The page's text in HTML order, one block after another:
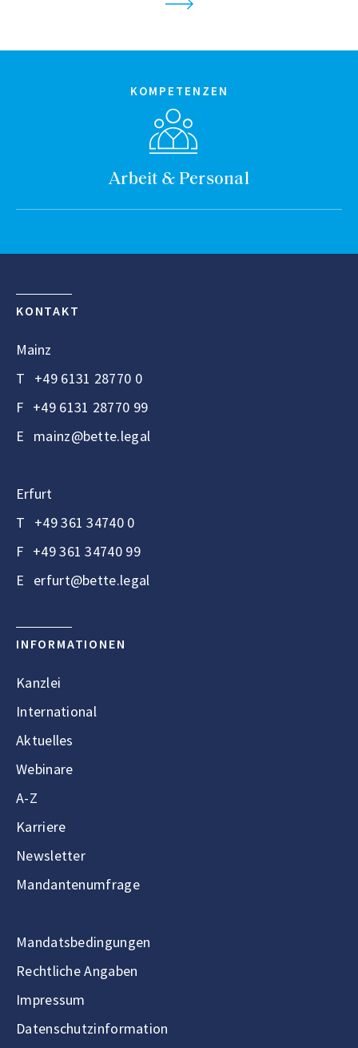
KOMPETENZEN
Arbeit & Personal
KONTAKT
Mainz
T +49 6131 28770 0
F +49 6131 28770 99
E mainz@bette.legal
Erfurt
T +49 361 34740 0
F +49 361 34740 99
E erfurt@bette.legal
INFORMATIONEN
Kanzlei
International
Aktuelles
Webinare
A-Z
Karriere
Newsletter
Mandantenumfrage
Mandatsbedingungen
Rechtliche Angaben
Impressum
Datenschutzinformation